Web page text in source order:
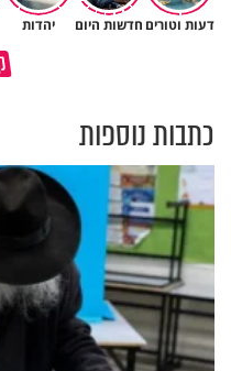
דעות וטורים חדשות היום יהדות
תהיו אהרון הכהן - תשכינו שלום
כתבות נוספות